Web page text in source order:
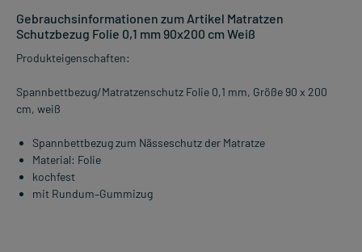
Gebrauchsinformationen zum Artikel Matratzen
Schutzbezug Folie 0,1 mm 90x200 cm Weiß
Produkteigenschaften:
Spannbettbezug/Matratzenschutz Folie 0,1 mm, Größe 90 x 200
cm, weiß
Spannbettbezug zum Nässeschutz der Matratze
Material: Folie
kochfest
mit Rundum–Gummizug